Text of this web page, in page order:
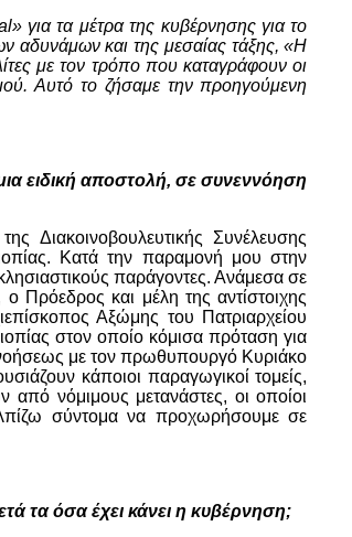
για τα μέτρα της κυβέρνησης για το
αδυνάμων και της μεσαίας τάξης, «Η
με τον τρόπο που καταγράφουν οι
Αυτό το ζήσαμε την προηγούμενη
ειδική αποστολή, σε συνεννόηση
Διακοινοβουλευτικής Συνέλευσης
Κατά την παραμονή μου στην
παράγοντες. Ανάμεσα σε
Πρόεδρος και μέλη της αντίστοιχης
Αξώμης του Πατριαρχείου
στον οποίο κόμισα πρόταση για
με τον πρωθυπουργό Κυριάκο
κάποιοι παραγωγικοί τομείς,
από νόμιμους μετανάστες, οι οποίοι
σύντομα να προχωρήσουμε σε
τα όσα έχει κάνει η κυβέρνηση;